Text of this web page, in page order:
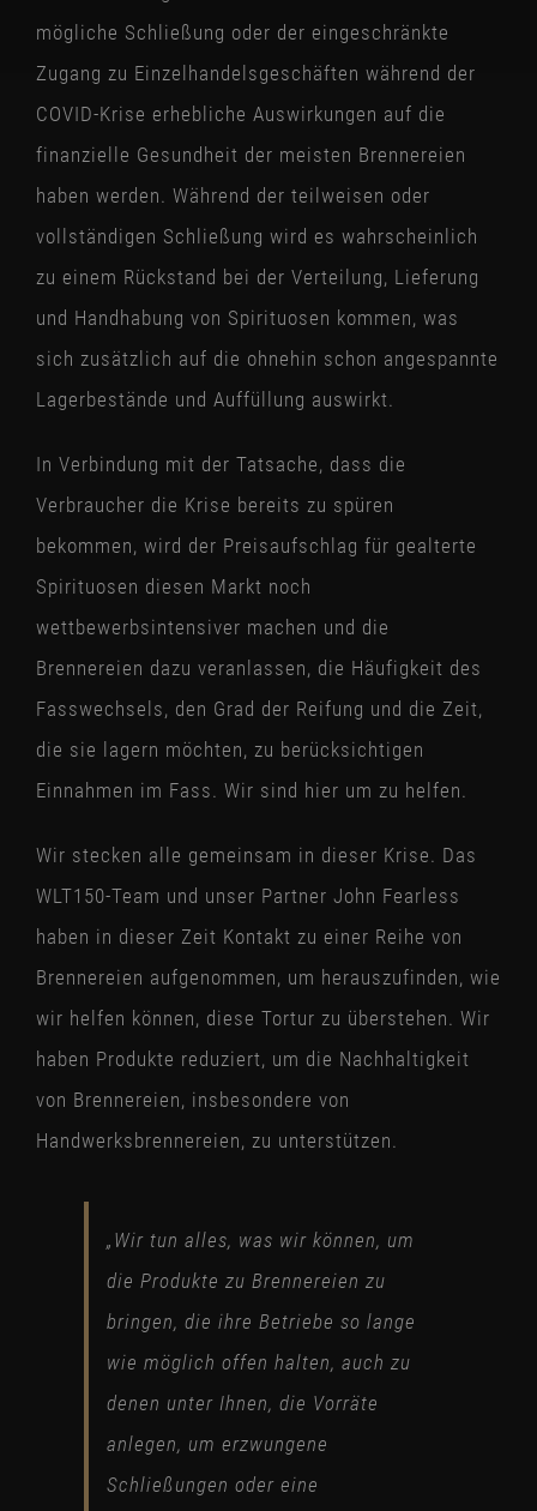
mögliche Schließung oder der eingeschränkte
Zugang zu Einzelhandelsgeschäften während der
COVID-Krise erhebliche Auswirkungen auf die
finanzielle Gesundheit der meisten Brennereien
haben werden. Während der teilweisen oder
vollständigen Schließung wird es wahrscheinlich
zu einem Rückstand bei der Verteilung, Lieferung
und Handhabung von Spirituosen kommen, was
sich zusätzlich auf die ohnehin schon angespannte
Lagerbestände und Auffüllung auswirkt.
In Verbindung mit der Tatsache, dass die
Verbraucher die Krise bereits zu spüren
bekommen, wird der Preisaufschlag für gealterte
Spirituosen diesen Markt noch
wettbewerbsintensiver machen und die
Brennereien dazu veranlassen, die Häufigkeit des
Fasswechsels, den Grad der Reifung und die Zeit,
die sie lagern möchten, zu berücksichtigen
Einnahmen im Fass. Wir sind hier um zu helfen.
Wir stecken alle gemeinsam in dieser Krise. Das
WLT150-Team und unser Partner John Fearless
haben in dieser Zeit Kontakt zu einer Reihe von
Brennereien aufgenommen, um herauszufinden, wie
wir helfen können, diese Tortur zu überstehen. Wir
haben Produkte reduziert, um die Nachhaltigkeit
von Brennereien, insbesondere von
Handwerksbrennereien, zu unterstützen.
„Wir tun alles, was wir können, um
die Produkte zu Brennereien zu
bringen, die ihre Betriebe so lange
wie möglich offen halten, auch zu
denen unter Ihnen, die Vorräte
anlegen, um erzwungene
Schließungen oder eine